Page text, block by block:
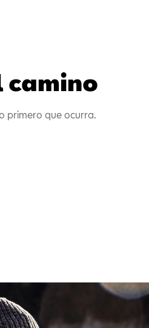
camino
primero que ocurra.